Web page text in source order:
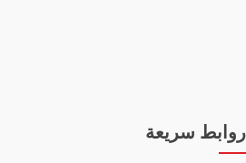
روابط سريعة